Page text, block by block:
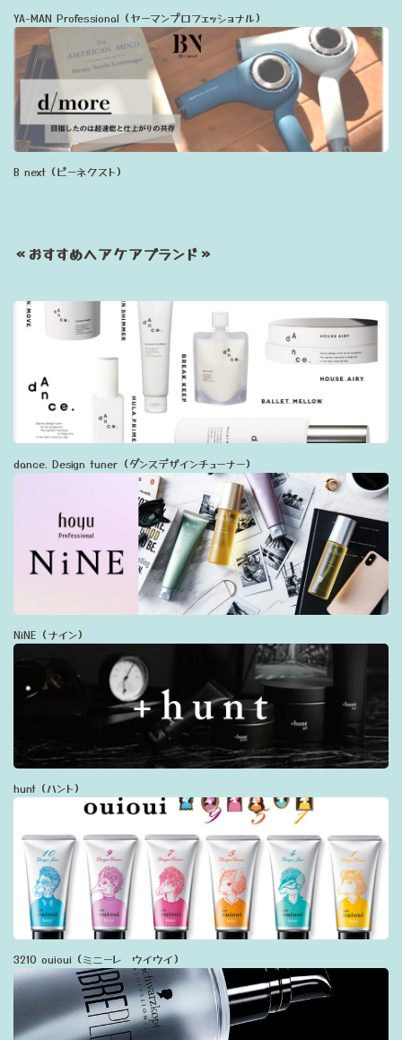
YA-MAN Professional（ヤーマンプロフェッショナル）
B next（ビーネクスト）
≪おすすめヘアケアブランド≫
dance. Design tuner（ダンスデザインチューナー）
NiNE（ナイン）
hunt（ハント）
3210 ouioui（ミニーレ ウイウイ）